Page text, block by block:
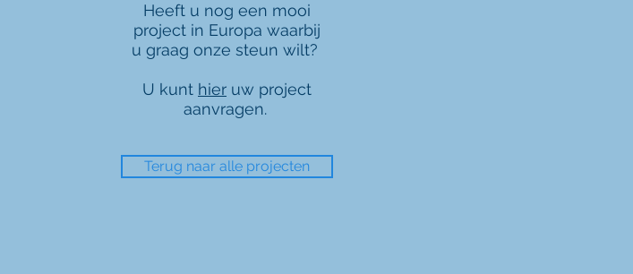
Heeft u nog een mooi
project in Europa waarbij
u graag onze steun wilt?
U kunt hier uw project
aanvragen.
Terug naar alle projecten